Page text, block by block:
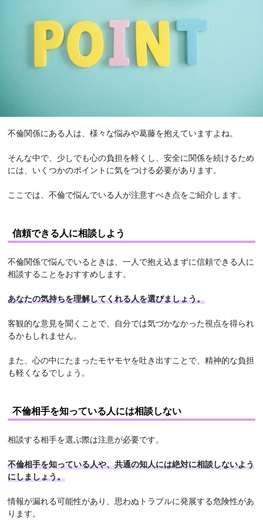
不倫関係にある人は、様々な悩みや葛藤を抱えていますよね。
そんな中で、少しでも心の負担を軽くし、安全に関係を続けるため
には、いくつかのポイントに気をつける必要があります。
ここでは、不倫で悩んでいる人が注意すべき点をご紹介します。
信頼できる人に相談しよう
不倫関係で悩んでいるときは、一人で抱え込まずに信頼できる人に
相談することをおすすめします。
あなたの気持ちを理解してくれる人を選びましょう。
客観的な意見を聞くことで、自分では気づかなかった視点を得られ
るかもしれません。
また、心の中にたまったモヤモヤを吐き出すことで、精神的な負担
も軽くなるでしょう。
不倫相手を知っている人には相談しない
相談する相手を選ぶ際は注意が必要です。
不倫相手を知っている人や、共通の知人には絶対に相談しないよう
にしましょう。
情報が漏れる可能性があり、思わぬトラブルに発展する危険性があ
ります。